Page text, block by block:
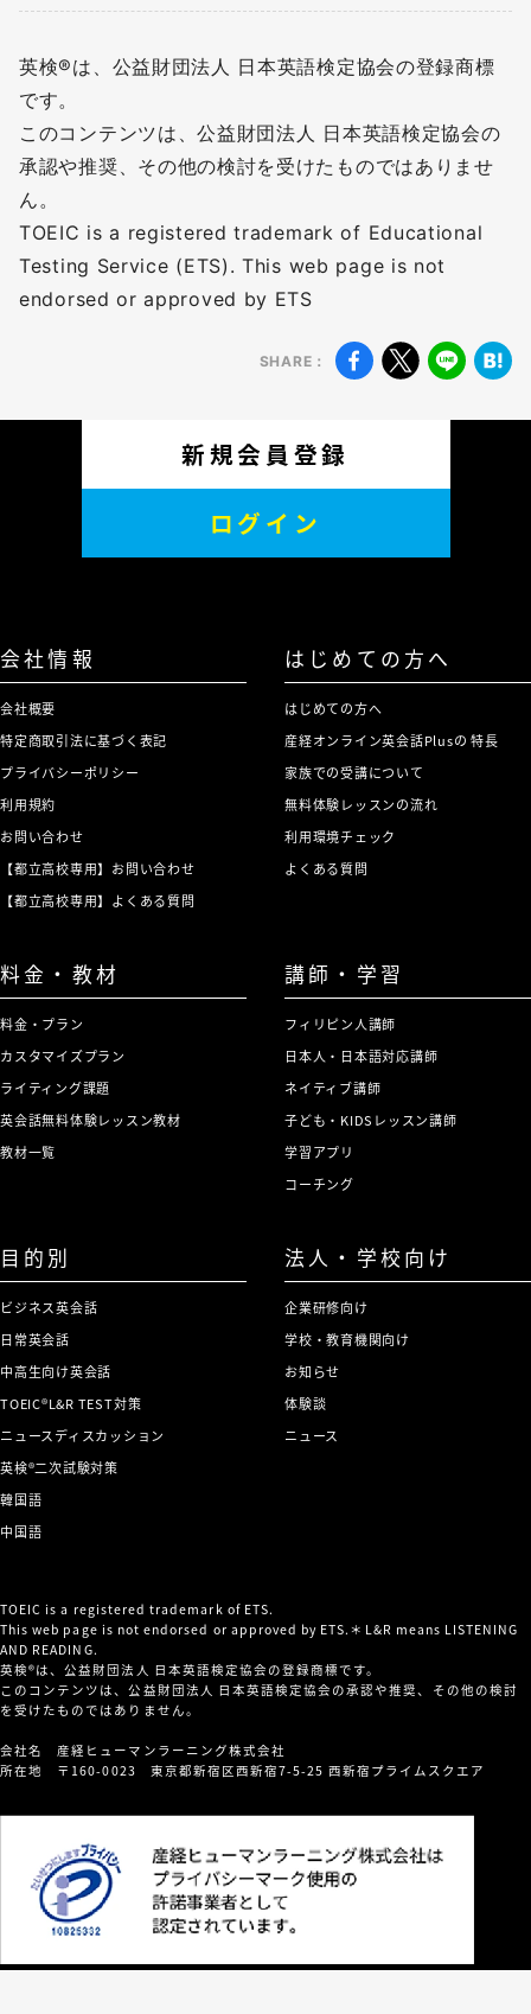
英検®は、公益財団法人 日本英語検定協会の登録商標
です。
このコンテンツは、公益財団法人 日本英語検定協会の
承認や推奨、その他の検討を受けたものではありませ
ん。
TOEIC is a registered trademark of Educational
Testing Service (ETS). This web page is not
endorsed or approved by ETS
SHARE：
無料
会員登録
新規会員登録
ログイン
会社情報
会社概要
特定商取引法に基づく表記
プライバシーポリシー
利用規約
お問い合わせ
【都立高校専用】お問い合わせ
【都立高校専用】よくある質問
はじめての方へ
はじめての方へ
産経オンライン英会話Plusの 特長
家族での受講について
無料体験レッスンの流れ
利用環境チェック
よくある質問
料金・教材
料金・プラン
カスタマイズプラン
ライティング課題
英会話無料体験レッスン教材
教材一覧
講師・学習
フィリピン人講師
日本人・日本語対応講師
ネイティブ講師
子ども・KIDSレッスン講師
学習アプリ
コーチング
目的別
ビジネス英会話
日常英会話
中高生向け英会話
TOEIC®L&R TEST対策
ニュースディスカッション
英検®二次試験対策
韓国語
中国語
法人・学校向け
企業研修向け
学校・教育機関向け
お知らせ
体験談
ニュース
TOEIC is a registered trademark of ETS.
This web page is not endorsed or approved by ETS.＊L&R means LISTENING
AND READING.
英検®は、公益財団法人 日本英語検定協会の登録商標です。
このコンテンツは、公益財団法人 日本英語検定協会の承認や推奨、その他の検討
を受けたものではありません。
会社名 産経ヒューマンラーニング株式会社
所在地 〒160-0023 東京都新宿区西新宿7-5-25 西新宿プライムスクエア